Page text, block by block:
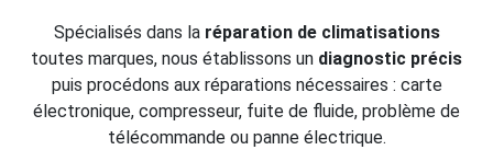
Spécialisés dans la réparation de climatisations
toutes marques, nous établissons un diagnostic précis
puis procédons aux réparations nécessaires : carte
électronique, compresseur, fuite de fluide, problème de
télécommande ou panne électrique.